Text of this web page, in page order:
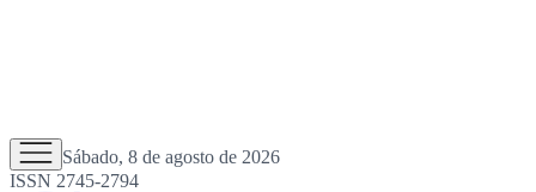
Sábado, 8 de agosto de 2026
ISSN 2745-2794